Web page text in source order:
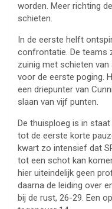
worden. Meer richting
schieten.
In de eerste helft
confrontatie. De teams
zuinig met schieten
voor de eerste poging.
een driepunter van
slaan van vijf punten.
De thuisploeg is in
tot de eerste korte
kwart zo intensief dat
tot een schot kan
hier uiteindelijk geen
daarna de leiding over
bij de rust, 26-29. Een